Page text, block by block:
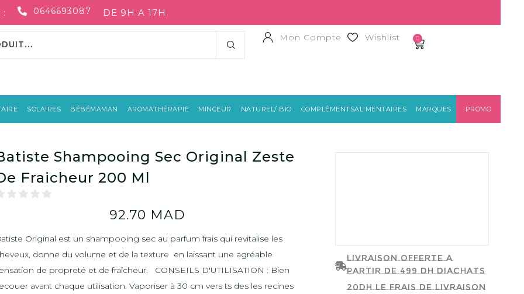
0646693087 DE 9H A 17H
Mon Compte Wishlist 0
SOLAIRES BÉBÉMAMAN AROMATHÉRAPIE MINCEUR NATUREL/ BIO COMPLÉMENTSALIMENTAIRES MARQUES PROMO
Shampooing Sec Original Zeste
Fraicheur 200 Ml
92.70 MAD
Original est un shampooing sec au parfum frais qui revitalise les
donne du volume et de la texture en laissant une agréable
de propreté et de fraîcheur. CONSEILS D'UTILISATION : Bien
avant chaque utilisation. Vaporiser à 30 cm vers ts des les recines
Livraison offerte a
partir de 499 dh d'achats
20dh le frais de livraison